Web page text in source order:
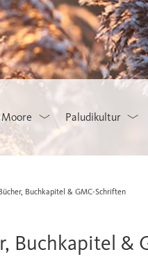
Moore Paludikultur
Buchkapitel & GMC-Schriften
Buchkapitel &